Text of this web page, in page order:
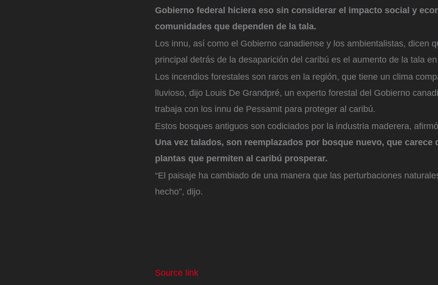
Gobierno federal hiciera eso sin considerar el impacto social y
comunidades que dependen de la tala.
Los innu, así como el Gobierno canadiense y los ambientalistas, dicen
principal detrás de la desaparición del caribú es el aumento de la tala
Los incendios forestales son raros en la región, que tiene un clima
lluvioso, dijo Louis De Grandpré, un experto forestal del Gobierno
trabaja con los innu de Pessamit para proteger al caribú.
Estos bosques antiguos son codiciados por la industria maderera,
Una vez talados, son reemplazados por bosque nuevo, que carece
plantas que permiten al caribú prosperar.
“El paisaje ha cambiado de una manera que las perturbaciones
hecho”, dijo.
Source link